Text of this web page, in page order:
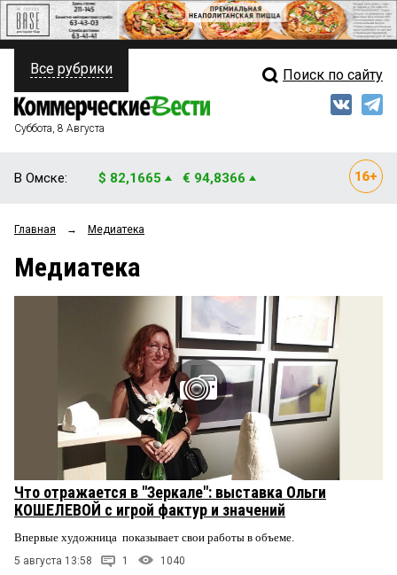
ПОЛИТИКА
ФИНАНСЫ
ОБЩЕСТВО
ЗАКОН
ПРОИСШЕСТВИЯ
СТИЛЬ ЖИЗНИ
Свежий выпуск
Блоги
Архив
Все рубрики Поиск по сайту
Суббота, 8 Августа
В Омске: $ 82,1665 € 94,8366
Главная → Медиатека
Медиатека
Что отражается в "Зеркале": выставка Ольги
КОШЕЛЕВОЙ с игрой фактур и значений
Впервые художница показывает свои работы в объеме.
5 августа 13:58 1 1040